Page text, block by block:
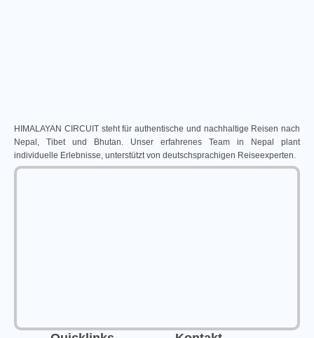
HIMALAYAN CIRCUIT steht für authentische und nachhaltige Reisen nach
Nepal, Tibet und Bhutan. Unser erfahrenes Team in Nepal plant
individuelle Erlebnisse, unterstützt von deutschsprachigen Reiseexperten.